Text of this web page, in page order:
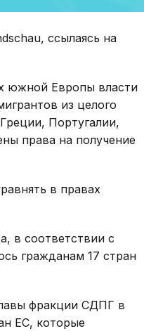
ссылаясь на
южной Европы власти
из целого
Португалии,
права на получение
в правах
в соответствии с
гражданам 17 стран
фракции СДПГ в
ЕС, которые